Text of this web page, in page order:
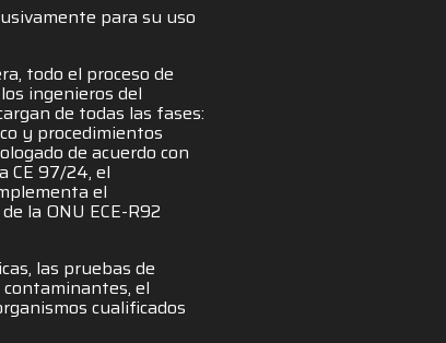
para su uso
todo el proceso de
ingenieros del
de todas las fases:
y procedimientos
de acuerdo con
CE 97/24, el
el
la ONU ECE-R92
las pruebas de
el
cualificados